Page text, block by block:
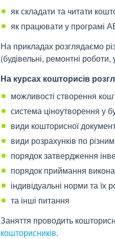
як складати та читати
як працювати у програмі
На прикладах розглядаємо
(будівельні, ремонтні
На курсах кошторисів
можливості створення
система ціноутворення у
види кошторисної
види розрахунків по
порядок затвердження
порядок приймання
індивідуальні норми та їх
та інші питання
Заняття проводить
кошторисників.